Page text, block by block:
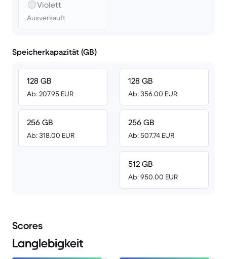
Violett
Ausverkauft
Speicherkapazität (GB)
128 GB
Ab: 207.95 EUR
256 GB
Ab: 318.00 EUR
128 GB
Ab: 356.00 EUR
256 GB
Ab: 507.74 EUR
512 GB
Ab: 950.00 EUR
Scores
Langlebigkeit